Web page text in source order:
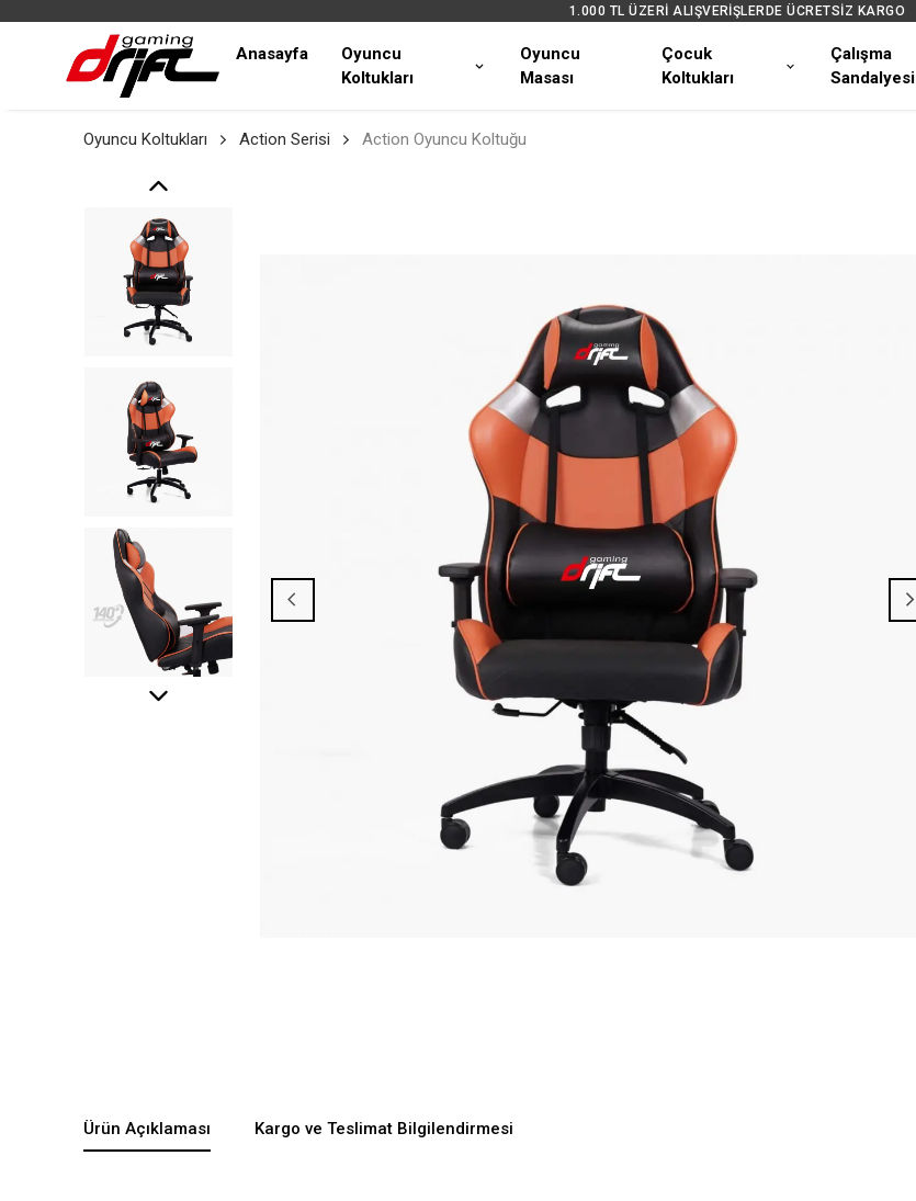
1.000 TL ÜZERİ ALIŞVERİŞLERDE ÜCRETSİZ KARGO
Anasayfa
Oyuncu
Koltukları
Oyuncu
Masası
Çocuk
Koltukları
Çalışma
Sandalyesi
Oyuncu Koltukları Action Serisi Action Oyuncu Koltuğu
Ürün Açıklaması Kargo ve Teslimat Bilgilendirmesi